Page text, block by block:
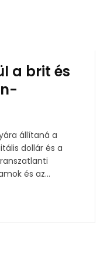
a brit és
állítaná a
és az...